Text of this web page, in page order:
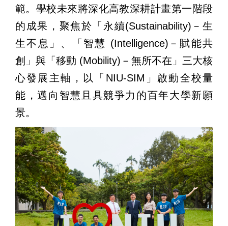
範。學校未來將深化高教深耕計畫第一階段
的成果，聚焦於「永續(Sustainability)－生
生不息」、「智慧 (Intelligence)－賦能共
創」與「移動 (Mobility)－無所不在」三大核
心發展主軸，以「NIU-SIM」啟動全校量
能，邁向智慧且具競爭力的百年大學新願
景。